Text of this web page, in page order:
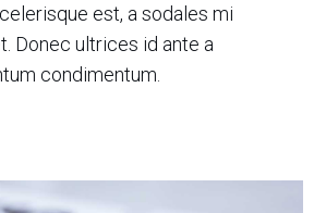
est, a sodales mi
Donec ultrices id ante a
condimentum.